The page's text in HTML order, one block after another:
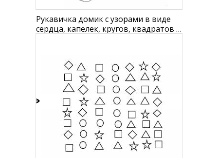
Рукавичка домик с узорами в виде
сердца, капелек, кругов, квадратов и